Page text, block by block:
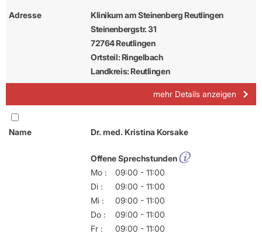
Adresse
Klinikum am Steinenberg Reutlingen
Steinenbergstr. 31
72764 Reutlingen
Ortsteil: Ringelbach
Landkreis: Reutlingen
mehr Details anzeigen
Name Dr. med. Kristina Korsake
Offene Sprechstunden
Mo :
09:00 - 11:00
Di :
09:00 - 11:00
Mi :
09:00 - 11:00
Do :
09:00 - 11:00
Fr :
09:00 - 11:00